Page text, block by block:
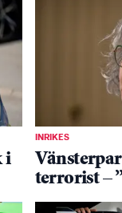
i
INRIKES
terrorist –